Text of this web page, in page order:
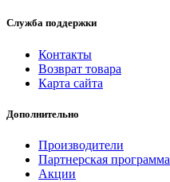
Служба поддержки
Контакты
Возврат товара
Карта сайта
Дополнительно
Производители
Партнерская программа
Акции